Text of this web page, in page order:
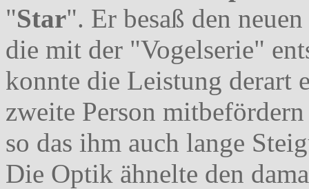
"Star". Er besaß den
die mit der "Vogelserie"
konnte die Leistung derart
zweite Person
so das ihm auch lange
Die Optik ähnelte den